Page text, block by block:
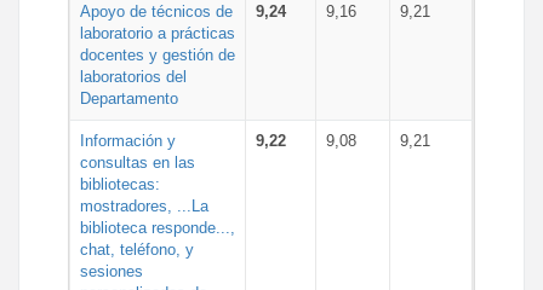
Apoyo de técnicos de
laboratorio a prácticas
docentes y gestión de
laboratorios del
Departamento
9,24 9,16 9,21
Información y
consultas en las
bibliotecas:
mostradores, ...La
biblioteca responde...,
chat, teléfono, y
sesiones
9,22 9,08 9,21